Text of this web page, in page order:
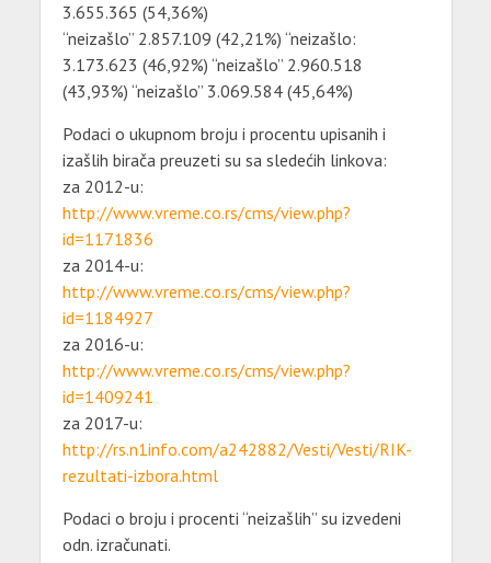
3.655.365 (54,36%)
“neizašlo” 2.857.109 (42,21%) “neizašlo:
3.173.623 (46,92%) “neizašlo” 2.960.518
(43,93%) “neizašlo” 3.069.584 (45,64%)
Podaci o ukupnom broju i procentu upisanih i
izašlih birača preuzeti su sa sledećih linkova:
za 2012-u:
http://www.vreme.co.rs/cms/view.php?
id=1171836
za 2014-u:
http://www.vreme.co.rs/cms/view.php?
id=1184927
za 2016-u:
http://www.vreme.co.rs/cms/view.php?
id=1409241
za 2017-u:
http://rs.n1info.com/a242882/Vesti/Vesti/RIK-
rezultati-izbora.html
Podaci o broju i procenti “neizašlih” su izvedeni
odn. izračunati.